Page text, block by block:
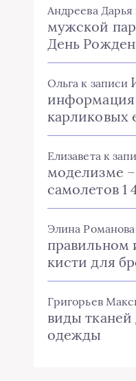
Андреева Дарья
мужской
День
Ольга к записи
карликовых
Елизаветак
моделизме
самолетов 1
Элина Романова
правильном
кисти для
Григорьев
виды тканей
одежды